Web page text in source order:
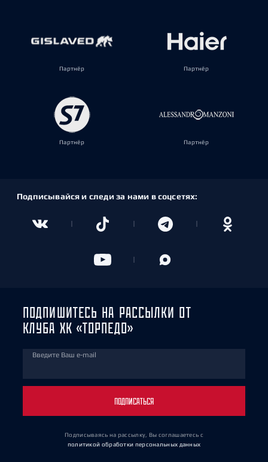
Партнёр Партнёр
Партнёр Партнёр
Подписывайся и следи за нами в соцсетях:
ПОДПИШИТЕСЬ НА РАССЫЛКИ ОТ
КЛУБА ХК «ТОРПЕДО»
Введите Ваш e-mail
ПОДПИСАТЬСЯ
Подписываясь на рассылку, Вы соглашаетесь с
политикой обработки персональных данных